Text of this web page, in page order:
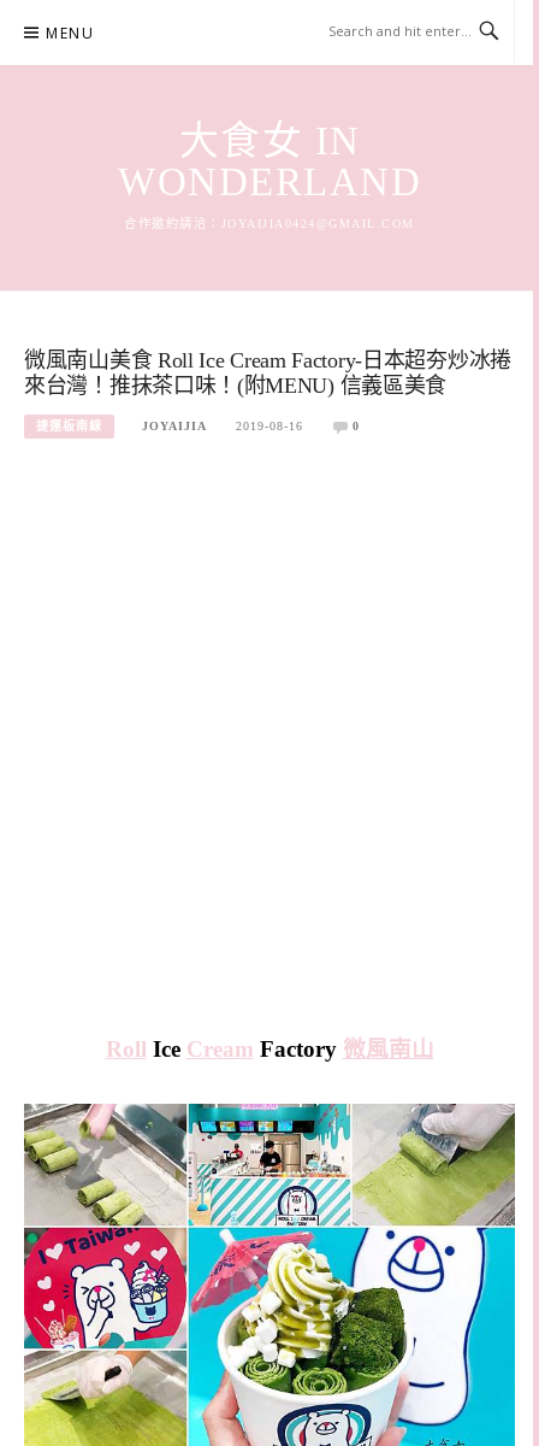
content
MENU
大食女 IN
WONDERLAND
合作邀約請洽： JOYAIJIA0424@GMAIL.COM
微風南山美食 Roll Ice Cream Factory-日本超夯炒冰捲
來台灣！推抹茶口味！(附MENU) 信義區美食
捷運板南線 JOYAIJIA 2019-08-16 0
RollIce Cream Factory 微風南山